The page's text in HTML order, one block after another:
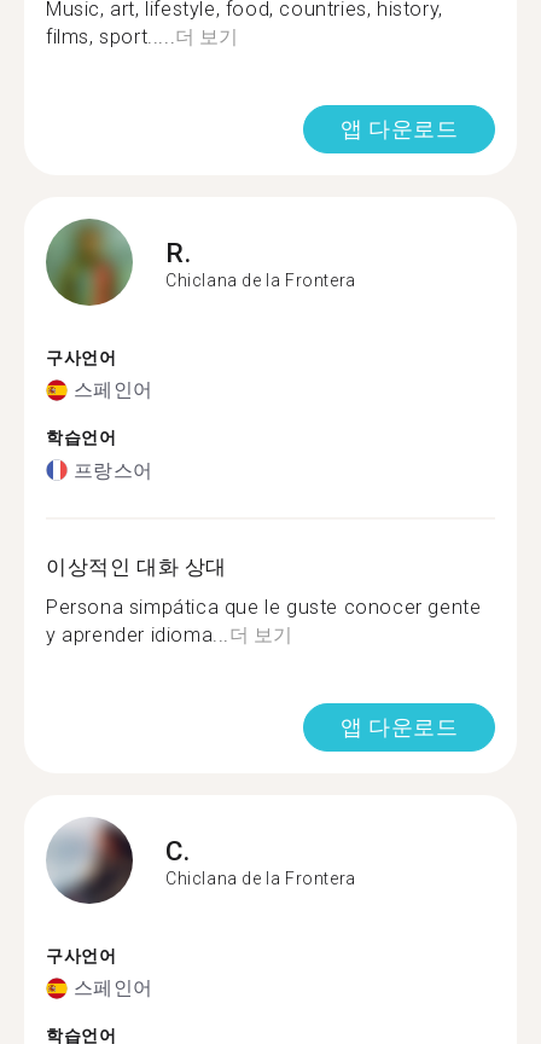
Music, art, lifestyle, food, countries, history,
films, sport..... 더 보기
앱 다운로드
R.
Chiclana de la Frontera
구사언어
스페인어
학습언어
프랑스어
이상적인 대화 상대
Persona simpática que le guste conocer gente
y aprender idioma... 더 보기
앱 다운로드
C.
Chiclana de la Frontera
구사언어
스페인어
학습언어